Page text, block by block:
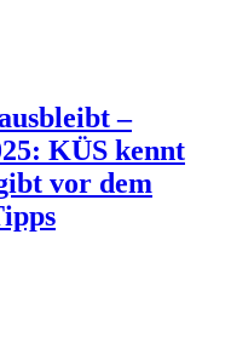
–
KÜS kennt
vor dem